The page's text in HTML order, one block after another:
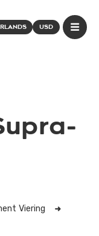
USD
Viering